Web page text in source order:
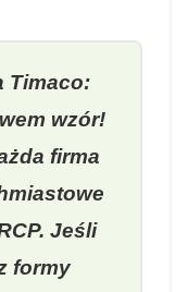
Timaco:
wzór!
firma
Jeśli
formy